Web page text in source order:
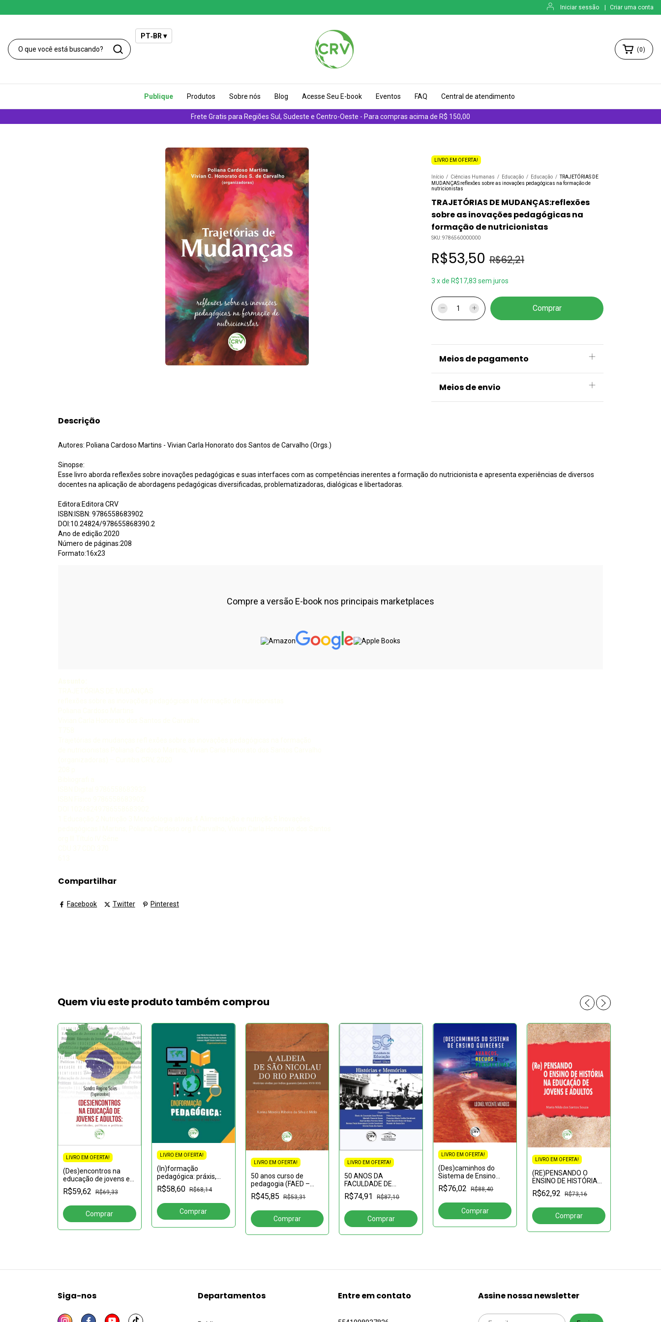
Iniciar sessão Criar uma conta
Frete Gratis para Regiões Sul, Sudeste e Centro-Oeste - Para compras acima de R$ 150,00
(0)
Publique Produtos Sobre nós Blog Acesse Seu E-book Eventos FAQ Central de atendimento
PT‑BR ▾
LIVRO EM OFERTA!
Início / Ciências Humanas / Educação / Educação / TRAJETÓRIAS DE
MUDANÇAS:reflexões sobre as inovações pedagógicas na formação de
nutricionistas
TRAJETÓRIAS DE MUDANÇAS:reflexões
sobre as inovações pedagógicas na
formação de nutricionistas
SKU:9786560000000
R$53,50 R$62,21
3 xde R$17,83 sem juros
Meios de pagamento
Meios de envio
Descrição
Autores: Poliana Cardoso Martins - Vivian Carla Honorato dos Santos de Carvalho (Orgs.)
Sinopse:
Esse livro aborda reflexões sobre inovações pedagógicas e suas interfaces com as competências inerentes a formação do nutricionista e apresenta experiências de diversos
docentes na aplicação de abordagens pedagógicas diversificadas, problematizadoras, dialógicas e libertadoras.
Editora:Editora CRV
ISBN:ISBN: 9786558683902
DOI:10.24824/978655868390.2
Ano de edição:2020
Número de páginas:208
Formato:16x23
Compre a versão E-book nos principais marketplaces
Compartilhar
Facebook Twitter Pinterest
Quem viu este produto também comprou
LIVRO EM OFERTA!
(Des)encontros na
educação de jovens e
adultos: identidades,
políticas e práticas
R$59,62 R$69,33
LIVRO EM OFERTA!
(In)formação
pedagógica: práxis,
teoria e método
R$58,60 R$68,14
LIVRO EM OFERTA!
50 anos curso de
pedagogia (FAED –
IAE) UNASP:Formando
professores e
missão
R$45,85 R$53,31
LIVRO EM OFERTA!
50 ANOS DA
FACULDADE DE
EDUCAÇÃO DA UFAM:
histórias e memórias
R$74,91 R$87,10
LIVRO EM OFERTA!
(Des)caminhos do
Sistema de Ensino
Guineense: avanços,
recuos e perspectivas
R$76,02 R$88,40
LIVRO EM OFERTA!
(RE)PENSANDO O
ENSINO DE HISTÓRIA
NA EDUCAÇÃO DE
JOVENS E ADULTOS
R$62,92 R$73,16
Siga-nos Departamentos Entre em contato Assine nossa newsletter